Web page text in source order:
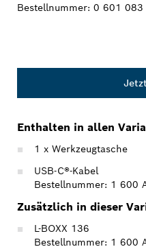
Bestellnummer: 0 601 083
Enthalten in allen
1 x Werkzeugtasche
USB-C®-Kabel
Bestellnummer: 1 600
Zusätzlich in dieser
L-BOXX 136
Bestellnummer: 1 600